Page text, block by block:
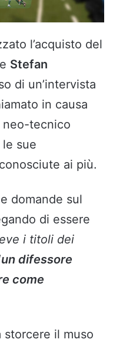
l’acquisto del
Stefan
di un’intervista
in causa
neo-tecnico
le sue
ai più.
domande sul
di essere
i titoli dei
un difessore
come
storcere il muso